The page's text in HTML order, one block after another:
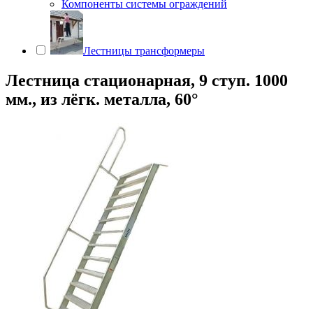
Компоненты системы ограждений
Лестницы трансформеры
Лестница стационарная, 9 ступ. 1000
мм., из лёгк. металла, 60°